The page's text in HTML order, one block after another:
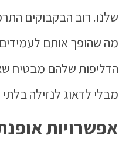
שלנו. רוב הבקבוקים
מה שהופך אותם לעמידים
הדליפות שלהם מבטיח
מבלי לדאוג לנזילה בלתי
אפשרויות